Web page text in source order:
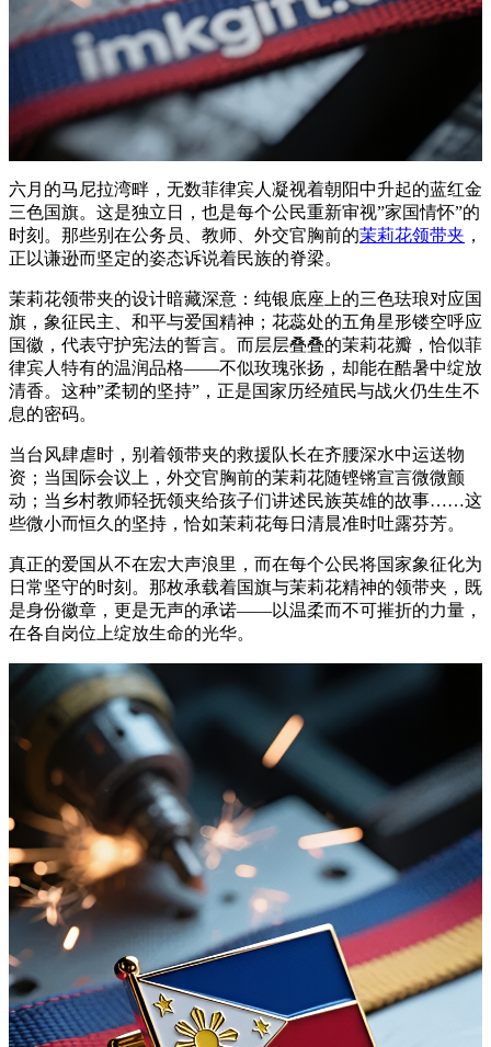
六月的马尼拉湾畔，无数菲律宾人凝视着朝阳中升起的蓝红金
三色国旗。这是独立日，也是每个公民重新审视”家国情怀”的
时刻。那些别在公务员、教师、外交官胸前的茉莉花领带夹 ，
正以谦逊而坚定的姿态诉说着民族的脊梁。
茉莉花领带夹的设计暗藏深意：纯银底座上的三色珐琅对应国
旗，象征民主、和平与爱国精神；花蕊处的五角星形镂空呼应
国徽，代表守护宪法的誓言。而层层叠叠的茉莉花瓣，恰似菲
律宾人特有的温润品格——不似玫瑰张扬，却能在酷暑中绽放
清香。这种”柔韧的坚持”，正是国家历经殖民与战火仍生生不
息的密码。
当台风肆虐时，别着领带夹的救援队长在齐腰深水中运送物
资；当国际会议上，外交官胸前的茉莉花随铿锵宣言微微颤
动；当乡村教师轻抚领夹给孩子们讲述民族英雄的故事……这
些微小而恒久的坚持，恰如茉莉花每日清晨准时吐露芬芳。
真正的爱国从不在宏大声浪里，而在每个公民将国家象征化为
日常坚守的时刻。那枚承载着国旗与茉莉花精神的领带夹，既
是身份徽章，更是无声的承诺——以温柔而不可摧折的力量，
在各自岗位上绽放生命的光华。